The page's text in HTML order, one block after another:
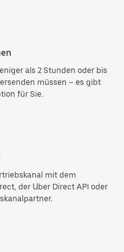
als 2 Stunden oder bis
müssen – es gibt
für Sie.
mit dem
der Uber Direct API oder